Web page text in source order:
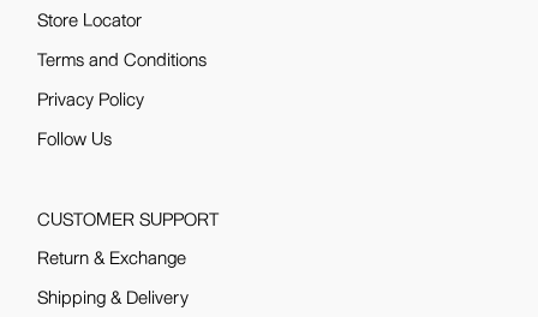
Store Locator
Terms and Conditions
Privacy Policy
Follow Us
CUSTOMER SUPPORT
Return & Exchange
Shipping & Delivery